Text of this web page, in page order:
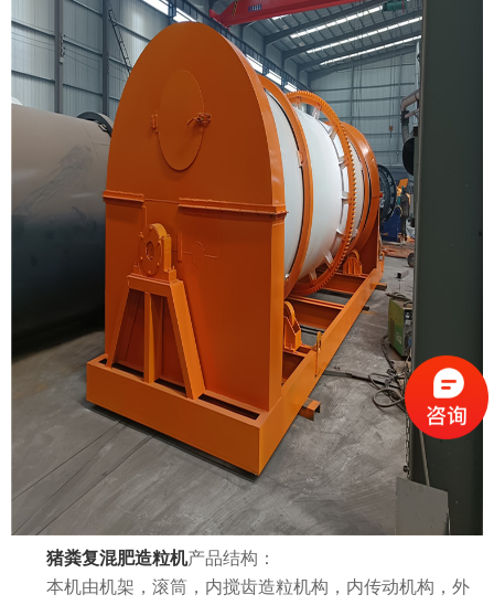
猪粪复混肥造粒机产品结构：
本机由机架，滚筒，内搅齿造粒机构，内传动机构，外